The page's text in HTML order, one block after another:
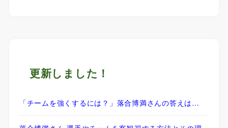
更新しました！
「チームを強くするには？」落合博満さんの答えは…